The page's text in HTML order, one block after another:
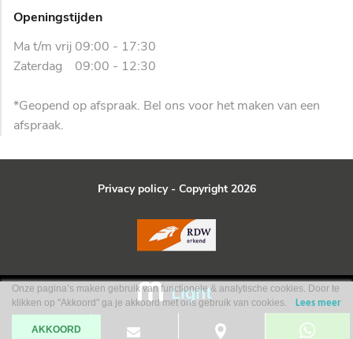
Openingstijden
Ma t/m vrij 09:00 - 17:30
Zaterdag 09:00 - 12:30
*Geopend op afspraak. Bel ons voor het maken van een
afspraak.
Privacy policy- Copyright 2026
Onze pagina’s maken gebruik van functionele & analytische cookies. Door te
klikken op "Akkoord" ga je akkoord met ons gebruik van cookies.
Lees meer
AKKOORD